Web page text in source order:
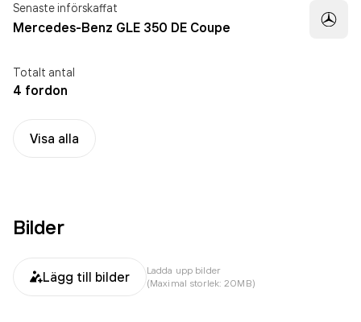
Senaste införskaffat
Mercedes-Benz GLE 350 DE Coupe
Totalt antal
4 fordon
Visa alla
Bilder
Lägg till bilder
Ladda upp bilder
(Maximal storlek: 20MB)